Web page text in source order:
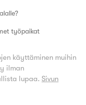
työpaikat
käyttäminen muihin
ilman
lupaa. Sivun